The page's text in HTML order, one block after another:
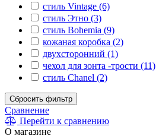
стиль Vintage (6)
стиль Этно (3)
стиль Bohemia (9)
кожаная коробка (2)
двухсторонний (1)
чехол для зонта -трости (11)
стиль Chanel (2)
Сбросить фильтр
Сравнение
Перейти к сравнению
О магазине